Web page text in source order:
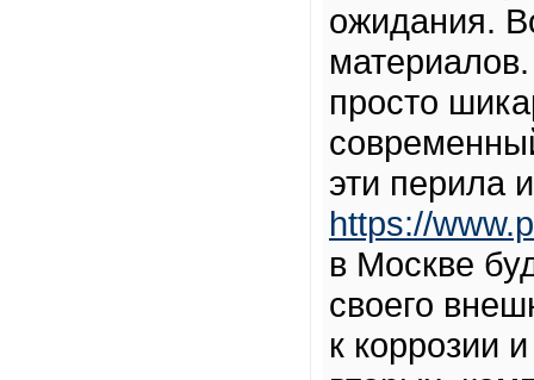
ожидания.
просто
эти перила
https://
в Москве
своего
к коррозии